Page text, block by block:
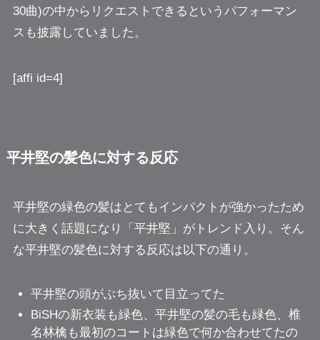
30曲)の中からリクエストできるというパフォーマン
スも披露していました。
[affi id=4]
平井堅の髪色に対する反応
平井堅の緑色の髪はとてもインパクトが強かったため
に大きく話題になり「平井堅」がトレンド入り。そん
な平井堅の髪色に対する反応は以下の通り。
平井堅の頭がぶち抜いて目立ってた
BiSHの新衣装も緑色、平井堅の髪の毛も緑色、椎
名林檎も最初のコートは緑色で何か合わせてたの